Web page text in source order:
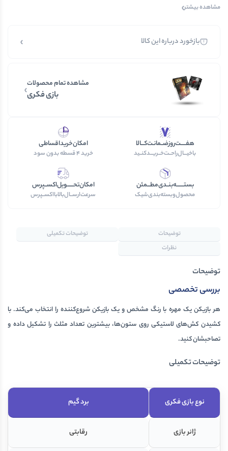
مشاهده بیشتر
بازخورد درباره این کالا
مشاهده تمام محصولات
بازی فکری
هفـــــت‌روز‌ضــمانـت‌کـــالا
با‌خیـــال‌راحــت‌‌‌خــریـــد‌کنــید
امکان‌خرید‎‌اقساطی
خرید‌ 4 قسطه بدون سود
بستـــــــه‌بنــدی‌مطـــمئن
محصول‌و‌بسته‌بندی‌‌شیک
امکان‌تحــــــویل‌اکســپرس
سرعت‌ارســال‌بالابااکســپرس
توضیحات
توضیحات تکمیلی
نظرات
توضیحات
بررسی تخصصی
هر بازیکن یک مهره با رنگ مشخص و یک بازیکن شروع‌کننده را انتخاب می‌کند. با
کشیدن کش‌های لاستیکی روی ستون‌ها، بیشترین تعداد مثلث را تشکیل داده و
تصاحبشان کنید.
توضیحات تکمیلی
نوع بازی فکری برد گیم
ژانر بازی رقابتی